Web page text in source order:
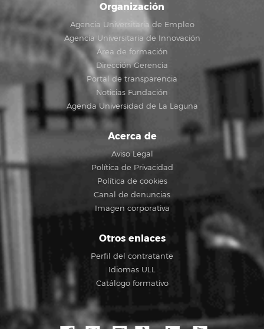
Organización
Agencia Universitaria de Empleo
Agencia Universitaria de Innovación
Área de formación
Dirección Gerencia
Portal de transparencia
Noticias Fundación
Agenda Universidad de La Laguna
Acerca de
Aviso Legal
Política de Privacidad
Política de cookies
Canal de denuncias
Imagen corporativa
Otros enlaces
Perfil del contratante
Idiomas ULL
Catálogo formativo